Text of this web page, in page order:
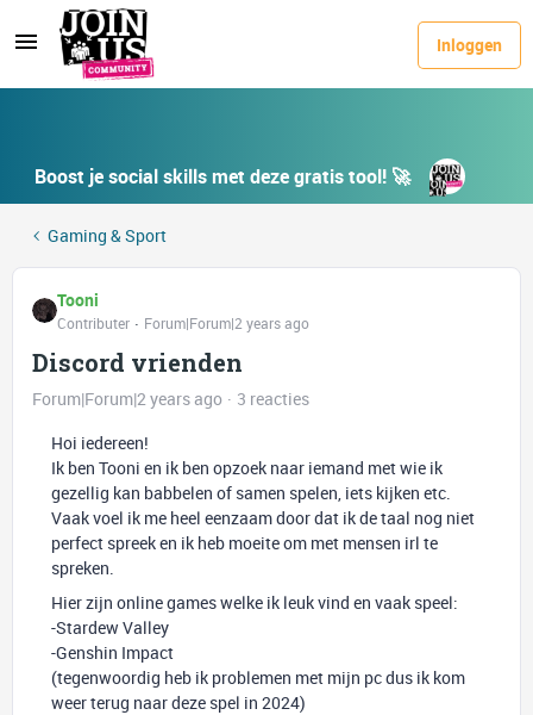
Inloggen
Boost je social skills met deze gratis tool! 🚀
Gaming & Sport
Tooni
Contributer Forum|Forum|2 years ago
Discord vrienden
Forum|Forum|2 years ago
3 reacties
Hoi iedereen!
Ik ben Tooni en ik ben opzoek naar iemand met wie ik
gezellig kan babbelen of samen spelen, iets kijken etc.
Vaak voel ik me heel eenzaam door dat ik de taal nog niet
perfect spreek en ik heb moeite om met mensen irl te
spreken.
Hier zijn online games welke ik leuk vind en vaak speel:
-Stardew Valley
-Genshin Impact
(tegenwoordig heb ik problemen met mijn pc dus ik kom
weer terug naar deze spel in 2024)